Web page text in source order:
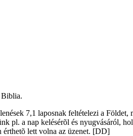
Biblia.
7,1 laposnak feltételezi a
pl. a nap kelésérõl és nyugvásáról,
érthetõ lett volna az üzenet. [DD]